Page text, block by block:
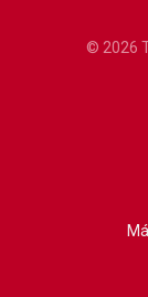
© 2026